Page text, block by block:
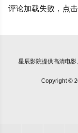
评论加载失败，点
星辰影院提供高清电
Copyright ©